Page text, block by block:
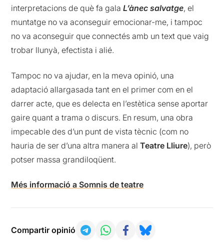
interpretacions de què fa gala L’ànec salvatge, el
muntatge no va aconseguir emocionar-me, i tampoc
no va aconseguir que connectés amb un text que vaig
trobar llunyà, efectista i alié.
Tampoc no va ajudar, en la meva opinió, una
adaptació allargasada tant en el primer com en el
darrer acte, que es delecta en l’estètica sense aportar
gaire quant a trama o discurs. En resum, una obra
impecable des d’un punt de vista tècnic (com no
hauria de ser d’una altra manera alTeatre Lliure), però
potser massa grandiloqüent.
Més informació a Somnis de teatre
Compartir opinió